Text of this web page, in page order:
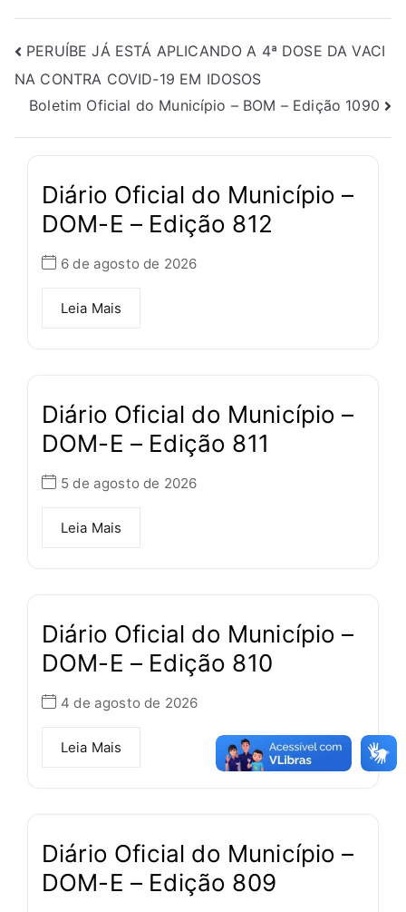
PERUÍBE JÁ ESTÁ APLICANDO A 4ª DOSE DA VACI
NA CONTRA COVID-19 EM IDOSOS
Boletim Oficial do Município – BOM – Edição 1090
Diário Oficial do Município –
DOM-E – Edição 812
6 de agosto de 2026
Leia Mais
Diário Oficial do Município –
DOM-E – Edição 811
5 de agosto de 2026
Leia Mais
Diário Oficial do Município –
DOM-E – Edição 810
4 de agosto de 2026
Leia Mais
Diário Oficial do Município –
DOM-E – Edição 809